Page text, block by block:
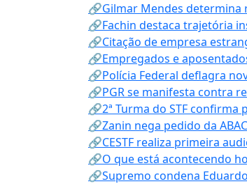
🔗Gilmar Mendes determina
🔗Fachin destaca trajetória
🔗Citação de empresa
🔗Empregados e
🔗Polícia Federal deflagra
🔗PGR se manifesta contra
🔗2ª Turma do STF
🔗Zanin nega pedido da
🔗CESTF realiza primeira
🔗O que está acontecendo
🔗Supremo condena